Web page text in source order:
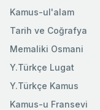
Kamus-ul'alam
Tarih ve Coğrafya
Memaliki Osmani
Y.Türkçe Lugat
Y.Türkçe Kamus
Kamus-u Fransevi